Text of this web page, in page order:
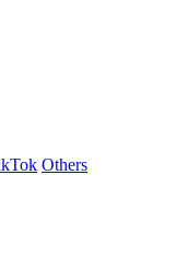
Others